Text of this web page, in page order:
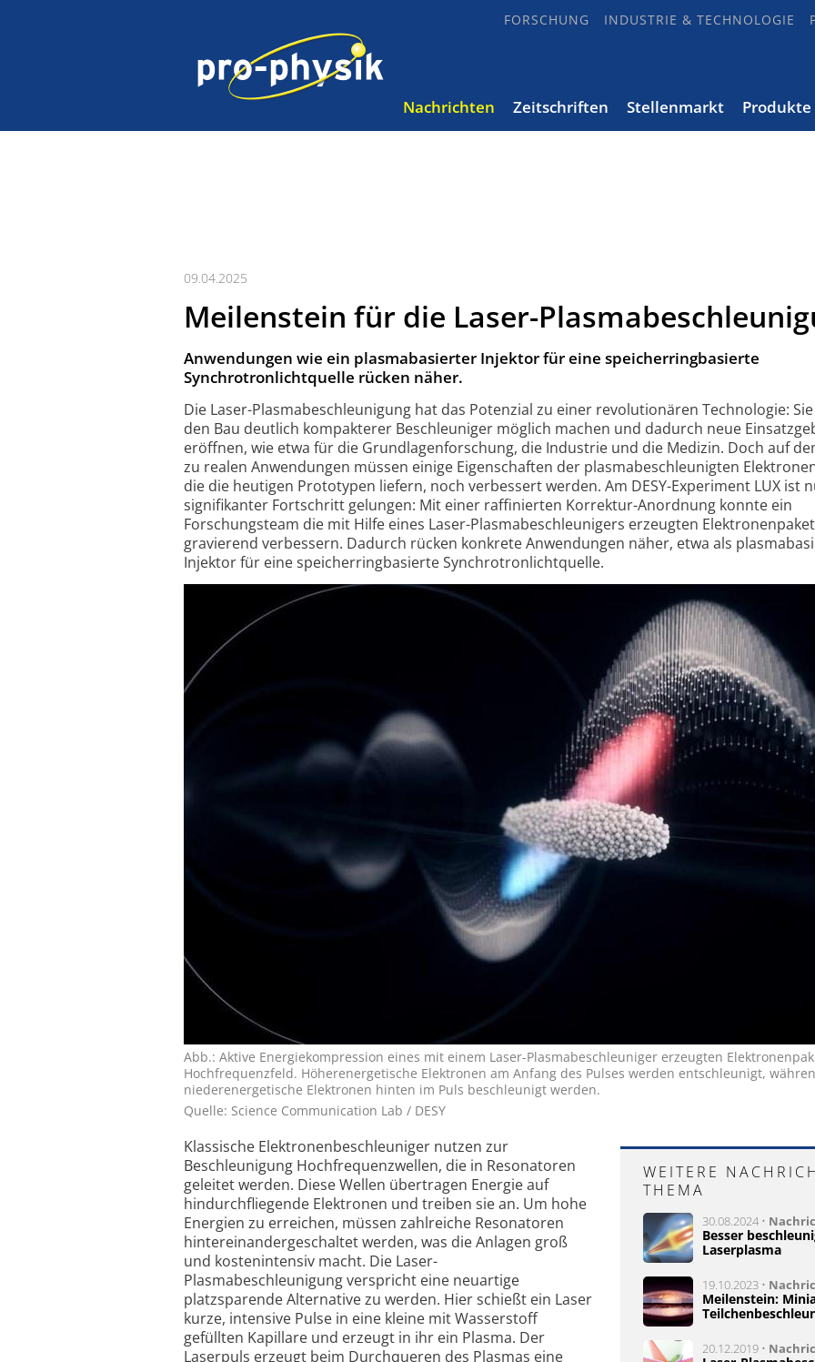
FORSCHUNG INDUSTRIE & TECHNOLOGIE
Nachrichten Zeitschriften Stellenmarkt Produkte
09.04.2025
Meilenstein für die Laser-
Anwendungen wie ein plasmabasierter Injektor für eine speicherringbasierte
Synchrotronlichtquelle rücken näher.
Die Laser-Plasmabeschleunigung hat das Potenzial zu einer revolutionären Technologie:
den Bau deutlich kompakterer Beschleuniger möglich machen und dadurch neue
eröffnen, wie etwa für die Grundlagenforschung, die Industrie und die Medizin. Doch auf
zu realen Anwendungen müssen einige Eigenschaften der plasmabeschleunigten
die die heutigen Prototypen liefern, noch verbessert werden. Am DESY-Experiment LUX ist
signifikanter Fortschritt gelungen: Mit einer raffinierten Korrektur-Anordnung konnte ein
Forschungsteam die mit Hilfe eines Laser-Plasmabeschleunigers erzeugten
gravierend verbessern. Dadurch rücken konkrete Anwendungen näher, etwa als
Injektor für eine speicherringbasierte Synchrotronlichtquelle.
Abb.: Aktive Energiekompression eines mit einem Laser-Plasmabeschleuniger erzeugten
Hochfrequenzfeld. Höherenergetische Elektronen am Anfang des Pulses werden entschleunigt,
niederenergetische Elektronen hinten im Puls beschleunigt werden.
Quelle: Science Communication Lab / DESY
WEITERE
THEMA
30.08.2024 •
Besser
Laserplasma
19.10.2023 •
Meilenstein:
20.12.2019 •
Klassische Elektronenbeschleuniger nutzen zur
Beschleunigung Hochfrequenzwellen, die in Resonatoren
geleitet werden. Diese Wellen übertragen Energie auf
hindurchfliegende Elektronen und treiben sie an. Um hohe
Energien zu erreichen, müssen zahlreiche Resonatoren
hintereinandergeschaltet werden, was die Anlagen groß
und kostenintensiv macht. Die Laser-
Plasmabeschleunigung verspricht eine neuartige
platzsparende Alternative zu werden. Hier schießt ein Laser
kurze, intensive Pulse in eine kleine mit Wasserstoff
gefüllten Kapillare und erzeugt in ihr ein Plasma. Der
Laserpuls erzeugt beim Durchqueren des Plasmas eine